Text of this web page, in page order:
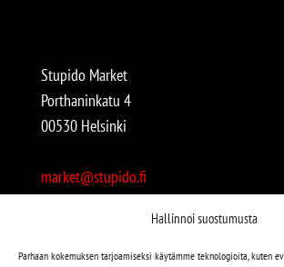
Hallinnoi suostumusta
Parhaan kokemuksen tarjoamiseksi käytämme teknologioita, kuten
Stupido Market
Porthaninkatu 4
00530 Helsinki
market@stupido.fi
Avoinna: